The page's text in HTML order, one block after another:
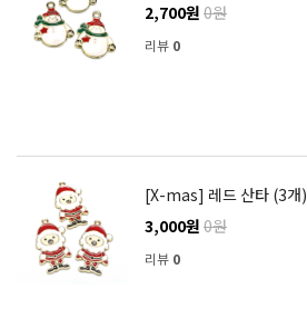
2,700원 0원
리뷰 0
[X-mas] 레드 산타 (3개)
3,000원 0원
리뷰 0